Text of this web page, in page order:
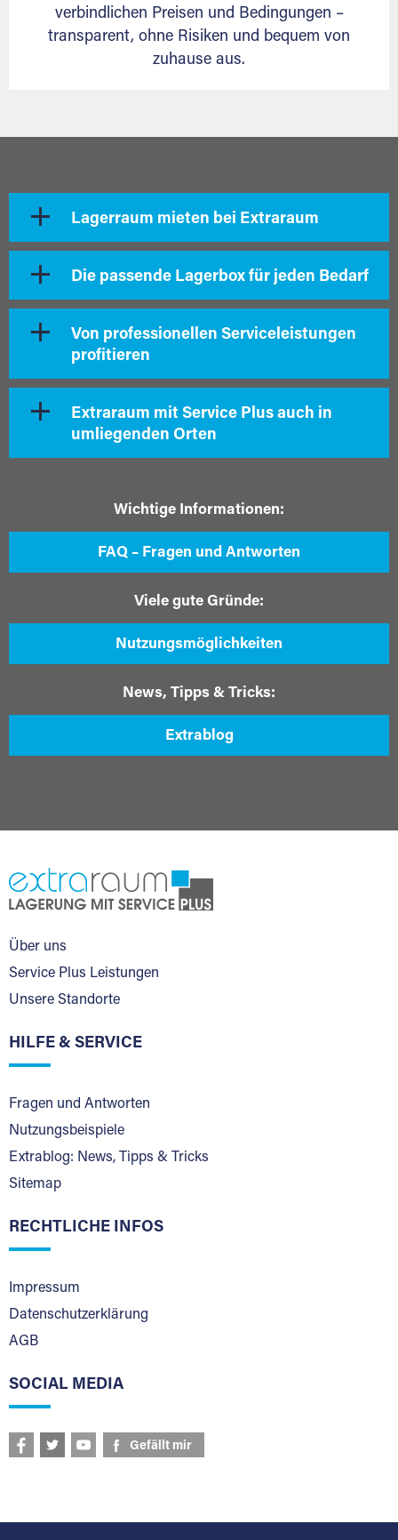
verbindlichen Preisen und Bedingungen –
transparent, ohne Risiken und bequem von
zuhause aus.
Lagerraum mieten bei Extraraum
Die passende Lagerbox für jeden Bedarf
Von professionellen Serviceleistungen
profitieren
Extraraum mit Service Plus auch in
umliegenden Orten
Wichtige Informationen:
FAQ – Fragen und Antworten
Viele gute Gründe:
Nutzungsmöglichkeiten
News, Tipps & Tricks:
Extrablog
Über uns
Service Plus Leistungen
Unsere Standorte
HILFE & SERVICE
Fragen und Antworten
Nutzungsbeispiele
Extrablog: News, Tipps & Tricks
Sitemap
RECHTLICHE INFOS
Impressum
Datenschutzerklärung
AGB
SOCIAL MEDIA
Gefällt mir